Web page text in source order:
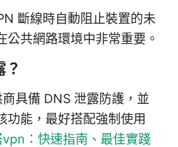
斷線時自動阻止裝置的未
公共網路環境中非常重要。
？
具備 DNS 泄露防護，並
功能，最好搭配強制使用
vpn：快速指南、最佳實踐